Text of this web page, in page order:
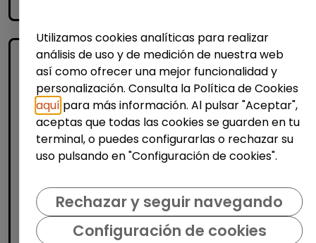
Logística, Almacén y Compras
Producción, Industria y Calidad
Operario/a de producción (alcalá de
henares)
Utilizamos cookies analíticas para realizar
análisis de uso y de medición de nuestra web
así como ofrecer una mejor funcionalidad y
personalización. Consulta la Política de Cookies
aquí para más información. Al pulsar "Aceptar",
aceptas que todas las cookies se guarden en tu
terminal, o puedes configurarlas o rechazar su
uso pulsando en "Configuración de cookies".
Rechazar y seguir navegando
Configuración de cookies